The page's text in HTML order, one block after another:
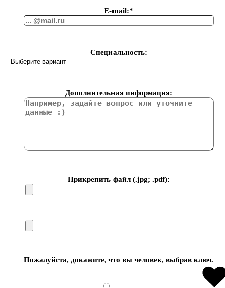
Е-mail:*
Специальность:
Дополнительная информация:
Прикрепить файл (.jpg; .pdf):
Пожалуйста, докажите, что вы человек, выбрав ключ.